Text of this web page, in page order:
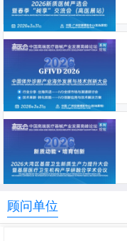
顾问单位